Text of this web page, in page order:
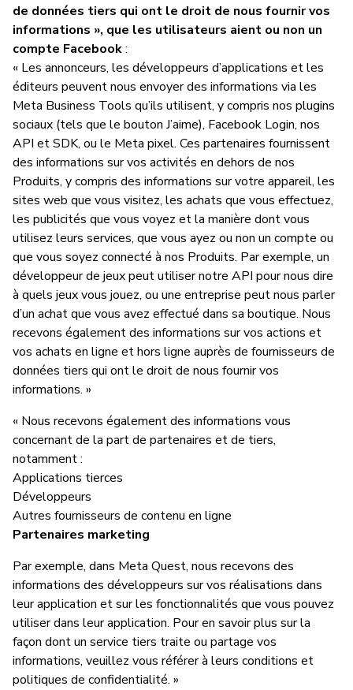
de données tiers qui ont le droit de nous fournir vos
informations », que les utilisateurs aient ou non un
compte Facebook:
« Les annonceurs, les développeurs d’applications et les
éditeurs peuvent nous envoyer des informations via les
Meta Business Tools qu’ils utilisent, y compris nos plugins
sociaux (tels que le bouton J’aime), Facebook Login, nos
API et SDK, ou le Meta pixel. Ces partenaires fournissent
des informations sur vos activités en dehors de nos
Produits, y compris des informations sur votre appareil, les
sites web que vous visitez, les achats que vous effectuez,
les publicités que vous voyez et la manière dont vous
utilisez leurs services, que vous ayez ou non un compte ou
que vous soyez connecté à nos Produits. Par exemple, un
développeur de jeux peut utiliser notre API pour nous dire
à quels jeux vous jouez, ou une entreprise peut nous parler
d’un achat que vous avez effectué dans sa boutique. Nous
recevons également des informations sur vos actions et
vos achats en ligne et hors ligne auprès de fournisseurs de
données tiers qui ont le droit de nous fournir vos
informations. »
« Nous recevons également des informations vous
concernant de la part de partenaires et de tiers,
notamment :
Applications tierces
Développeurs
Autres fournisseurs de contenu en ligne
Partenaires marketing
Par exemple, dans Meta Quest, nous recevons des
informations des développeurs sur vos réalisations dans
leur application et sur les fonctionnalités que vous pouvez
utiliser dans leur application. Pour en savoir plus sur la
façon dont un service tiers traite ou partage vos
informations, veuillez vous référer à leurs conditions et
politiques de confidentialité. »